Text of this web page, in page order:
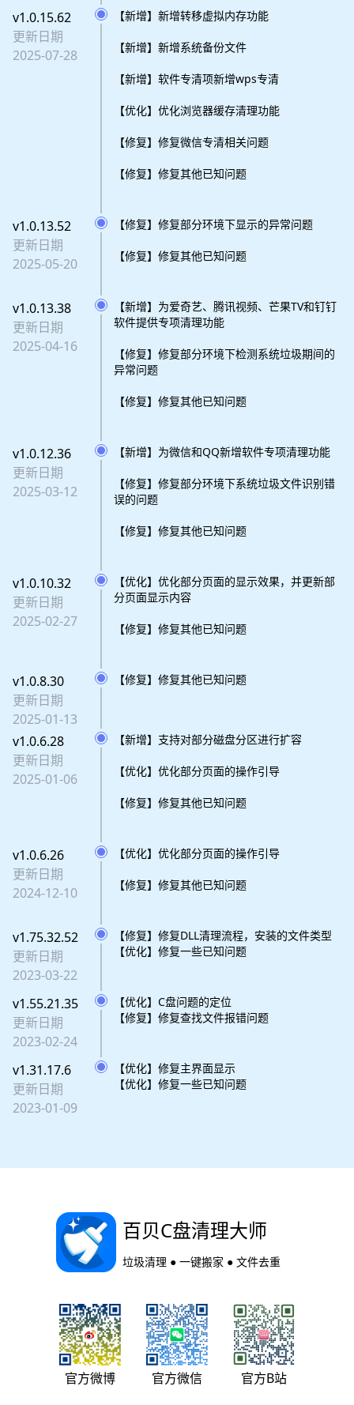
v1.0.15.62
更新日期
2025-07-28
【新增】新增转移虚拟内存功能
【新增】新增系统备份文件
【新增】软件专清项新增wps专清
【优化】优化浏览器缓存清理功能
【修复】修复微信专清相关问题
【修复】修复其他已知问题
v1.0.13.52
更新日期
2025-05-20
【修复】修复部分环境下显示的异常问题
【修复】修复其他已知问题
v1.0.13.38
更新日期
2025-04-16
【新增】为爱奇艺、腾讯视频、芒果TV和钉钉
软件提供专项清理功能
【修复】修复部分环境下检测系统垃圾期间的
异常问题
【修复】修复其他已知问题
v1.0.12.36
更新日期
2025-03-12
【新增】为微信和QQ新增软件专项清理功能
【修复】修复部分环境下系统垃圾文件识别错
误的问题
【修复】修复其他已知问题
v1.0.10.32
更新日期
2025-02-27
【优化】优化部分页面的显示效果，并更新部
分页面显示内容
【修复】修复其他已知问题
v1.0.8.30
更新日期
2025-01-13
【修复】修复其他已知问题
v1.0.6.28
更新日期
2025-01-06
【新增】支持对部分磁盘分区进行扩容
【优化】优化部分页面的操作引导
【修复】修复其他已知问题
v1.0.6.26
更新日期
2024-12-10
【优化】优化部分页面的操作引导
【修复】修复其他已知问题
v1.75.32.52
更新日期
2023-03-22
【修复】修复DLL清理流程，安装的文件类型
【优化】修复一些已知问题
v1.55.21.35
更新日期
2023-02-24
【优化】C盘问题的定位
【修复】修复查找文件报错问题
v1.31.17.6
更新日期
2023-01-09
【优化】修复主界面显示
【优化】修复一些已知问题
百贝C盘清理大师
垃圾清理 ● 一键搬家 ● 文件去重
官方微博 官方微信 官方B站